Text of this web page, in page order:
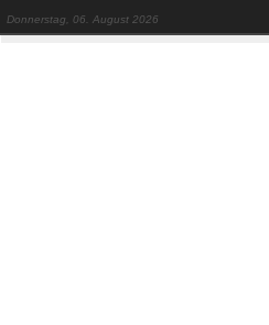
Donnerstag, 06. August 2026